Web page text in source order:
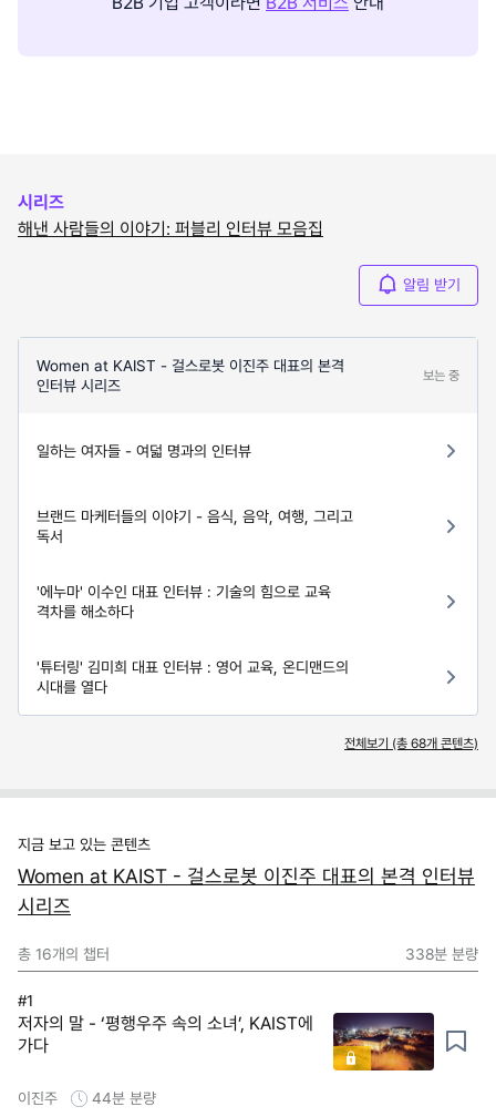
시리즈
해낸 사람들의 이야기: 퍼블리 인터뷰 모음집
알림 받기
Women at KAIST - 걸스로봇 이진주 대표의 본격
인터뷰 시리즈
보는 중
일하는 여자들 - 여덟 명과의 인터뷰
브랜드 마케터들의 이야기 - 음식, 음악, 여행, 그리고
독서
'에누마' 이수인 대표 인터뷰 : 기술의 힘으로 교육
격차를 해소하다
'튜터링' 김미희 대표 인터뷰 : 영어 교육, 온디맨드의
시대를 열다
전체보기 (총 68개 콘텐츠)
지금 보고 있는 콘텐츠
Women at KAIST - 걸스로봇 이진주 대표의 본격 인터뷰
시리즈
총 16개의 챕터 338분 분량
#1
저자의 말 - ‘평행우주 속의 소녀’, KAIST에
가다
이진주 44분 분량